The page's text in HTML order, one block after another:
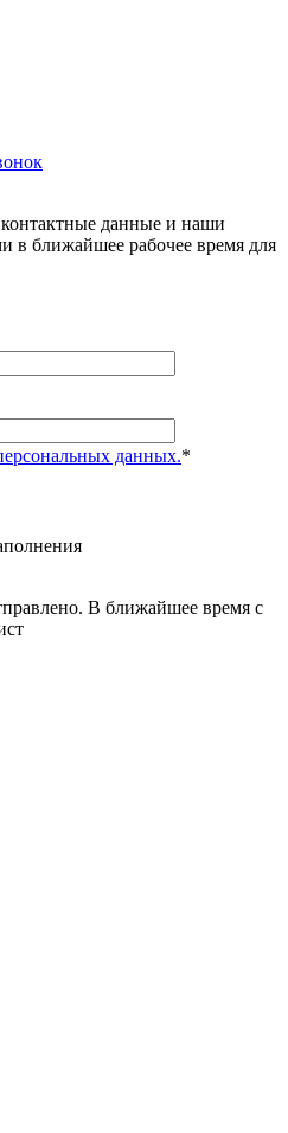
данные и наши
в ближайшее рабочее время для
данных.*
В ближайшее время с